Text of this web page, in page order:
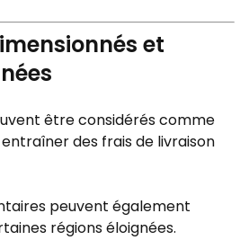
et
être considérés comme
des frais de livraison
peuvent également
régions éloignées.